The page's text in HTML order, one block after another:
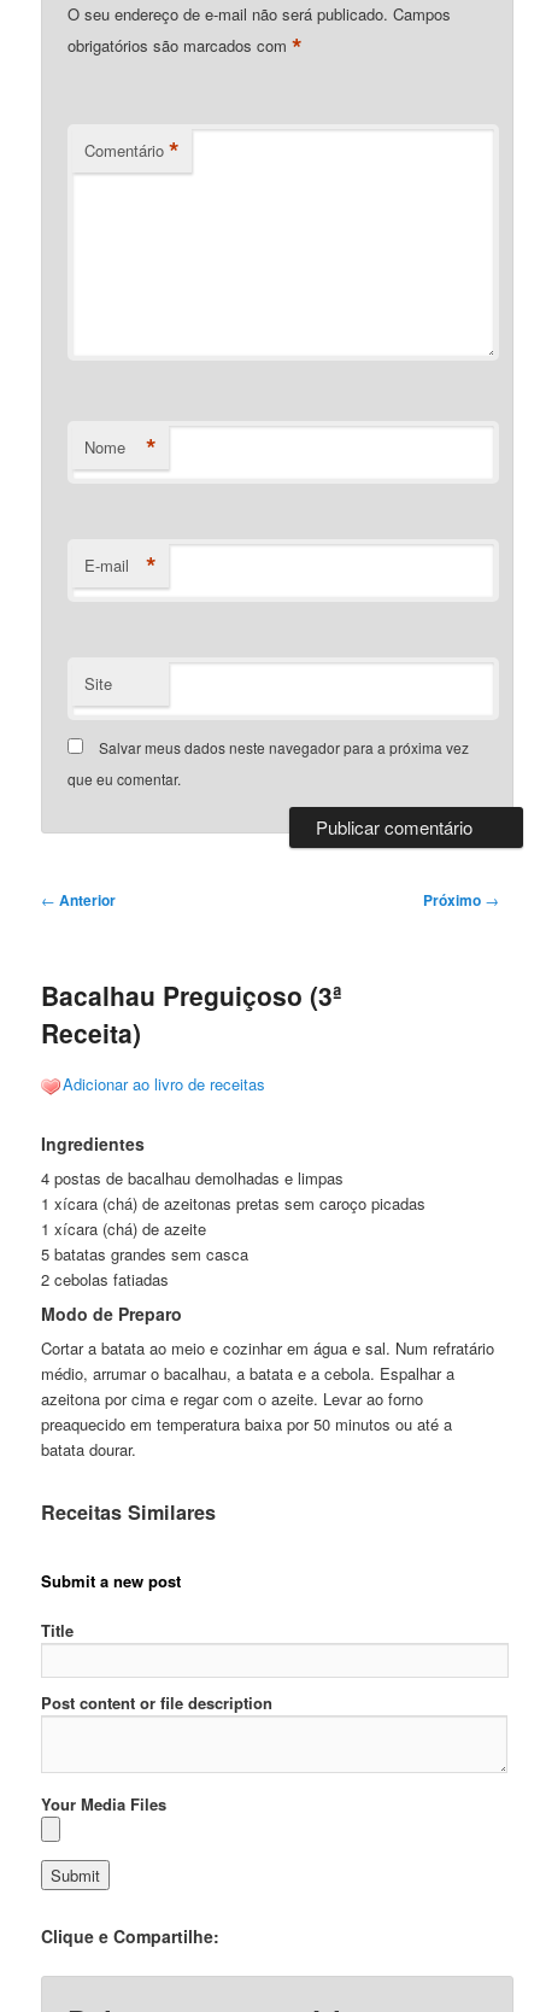
O seu endereço de e-mail não será publicado. Campos
obrigatórios são marcados com*
Comentário *
Nome *
E-mail *
Site
Salvar meus dados neste navegador para a próxima vez
que eu comentar.
Navegação
← Anterior Próximo →
Bacalhau Preguiçoso (3ª
Receita)
Adicionar ao livro de receitas
Ingredientes
4 postas de bacalhau demolhadas e limpas
1 xícara (chá) de azeitonas pretas sem caroço picadas
1 xícara (chá) de azeite
5 batatas grandes sem casca
2 cebolas fatiadas
Modo de Preparo
Cortar a batata ao meio e cozinhar em água e sal. Num refratário
médio, arrumar o bacalhau, a batata e a cebola. Espalhar a
azeitona por cima e regar com o azeite. Levar ao forno
preaquecido em temperatura baixa por 50 minutos ou até a
batata dourar.
Receitas Similares
Submit a new post
Title
Post content or file description
Your Media Files
Clique e Compartilhe: